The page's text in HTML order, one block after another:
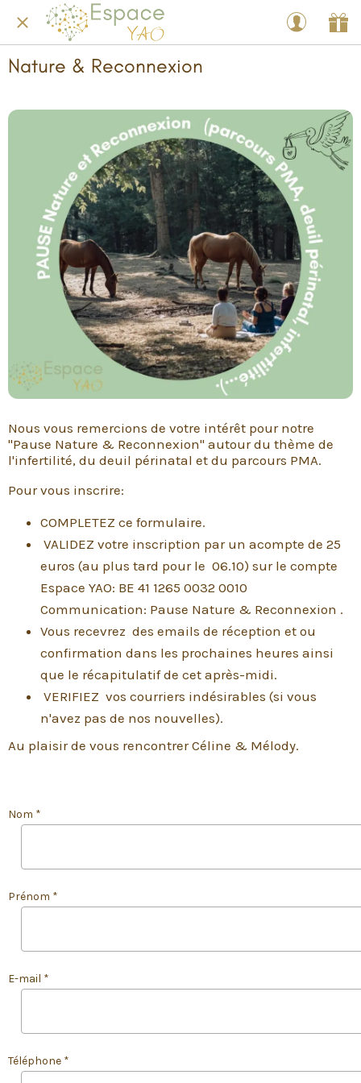
Nature & Reconnexion
Nous vous remercions de votre intérêt pour notre
"Pause Nature & Reconnexion" autour du thème de
l'infertilité, du deuil périnatal et du parcours PMA.
Pour vous inscrire:
COMPLETEZ ce formulaire.
VALIDEZ votre inscription par un acompte de 25
euros (au plus tard pour le 06.10) sur le compte
Espace YAO: BE 41 1265 0032 0010
Communication: Pause Nature & Reconnexion .
Vous recevrez des emails de réception et ou
confirmation dans les prochaines heures ainsi
que le récapitulatif de cet après-midi.
VERIFIEZ vos courriers indésirables (si vous
n'avez pas de nos nouvelles).
Au plaisir de vous rencontrer Céline & Mélody.
Nom *
Prénom *
E-mail *
Téléphone *